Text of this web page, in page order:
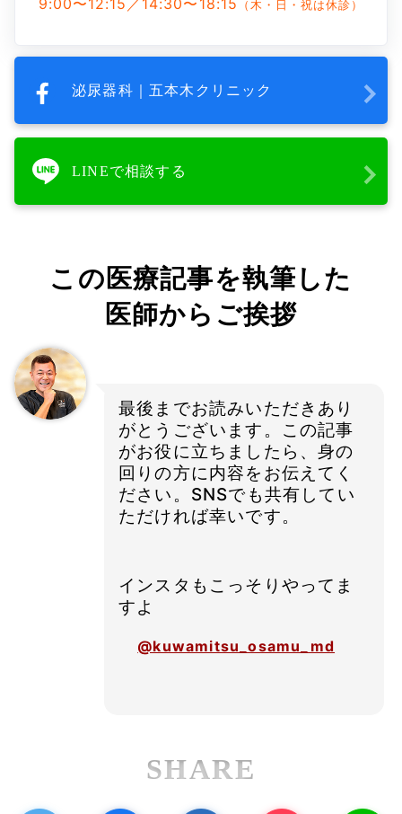
9:00〜12:15／14:30〜18:15 （木・日・祝は休診）
泌尿器科｜五本木クリニック
LINEで相談する
この医療記事を執筆した
医師からご挨拶
最後までお読みいただきあり
がとうございます。この記事
がお役に立ちましたら、身の
回りの方に内容をお伝えてく
ださい。SNSでも共有してい
ただければ幸いです。
インスタもこっそりやってま
すよ
@kuwamitsu_osamu_md
SHARE